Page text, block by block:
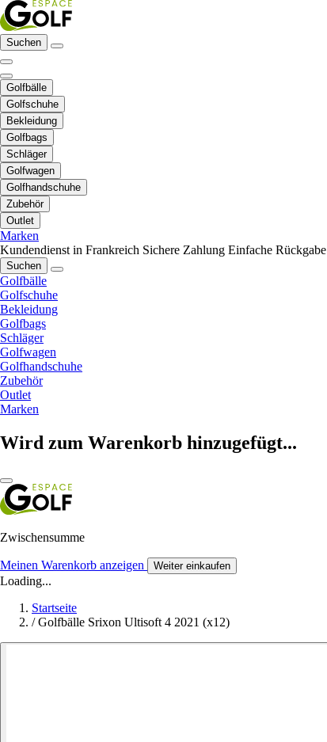
Suchen
Golfbälle
Golfschuhe
Bekleidung
Golfbags
Schläger
Golfwagen
Golfhandschuhe
Zubehör
Outlet
Marken
Kundendienst in Frankreich Sichere Zahlung Einfache Rückgabe
Suchen
Golfbälle
Golfschuhe
Bekleidung
Golfbags
Schläger
Golfwagen
Golfhandschuhe
Zubehör
Outlet
Marken
Wird zum Warenkorb hinzugefügt...
Zwischensumme
Meinen Warenkorb anzeigen Weiter einkaufen
Loading...
Startseite
/ Golfbälle Srixon Ultisoft 4 2021 (x12)